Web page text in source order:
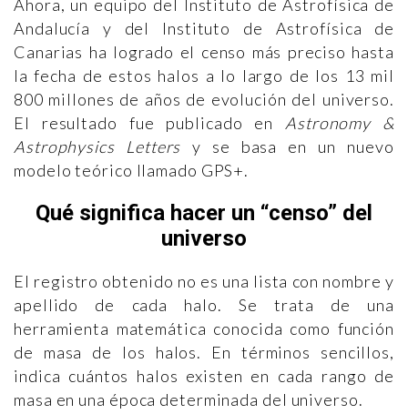
Ahora, un equipo del Instituto de Astrofísica de
Andalucía y del Instituto de Astrofísica de
Canarias ha logrado el censo más preciso hasta
la fecha de estos halos a lo largo de los 13 mil
800 millones de años de evolución del universo.
El resultado fue publicado en Astronomy &
Astrophysics Letters y se basa en un nuevo
modelo teórico llamado GPS+.
Qué significa hacer un “censo” del
universo
El registro obtenido no es una lista con nombre y
apellido de cada halo. Se trata de una
herramienta matemática conocida como función
de masa de los halos. En términos sencillos,
indica cuántos halos existen en cada rango de
masa en una época determinada del universo.